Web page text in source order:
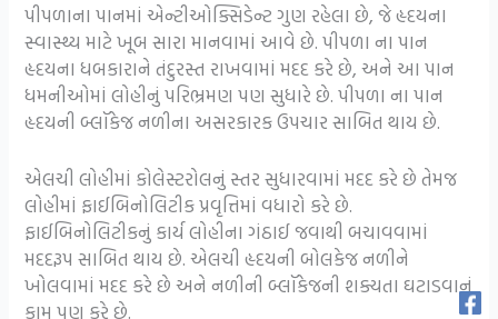
પીપળાના પાનમાં એન્ટીઓક્સિડેન્ટ ગુણ રહેલા છે, જે હૃદયના
સ્વાસ્થ્ય માટે ખૂબ સારા માનવામાં આવે છે. પીપળા ના પાન
હૃદયના ધબકારાને તંદુરસ્ત રાખવામાં મદદ કરે છે, અને આ પાન
ધમનીઓમાં લોહીનું પરિભ્રમણ પણ સુધારે છે. પીપળા ના પાન
હૃદયની બ્લૉકેજ નળીના અસરકારક ઉપચાર સાબિત થાય છે.
એલચી લોહીમાં કોલેસ્ટરોલનું સ્તર સુધારવામાં મદદ કરે છે તેમજ
લોહીમાં ફાઈબિનોલિટીક પ્રવૃત્તિમાં વધારો કરે છે.
ફાઈબિનોલિટીકનું કાર્ય લોહીના ગંઠાઈ જવાથી બચાવવામાં
મદદરૂપ સાબિત થાય છે. એલચી હૃદયની બોલકેજ નળીને
ખોલવામાં મદદ કરે છે અને નળીની બ્લૉકેજની શક્યતા ઘટાડવાનું
કામ પણ કરે છે.